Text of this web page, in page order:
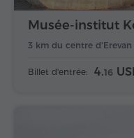
3 km du centre d'Erevan
Musée-institut
Billet d'entrée: 4.16